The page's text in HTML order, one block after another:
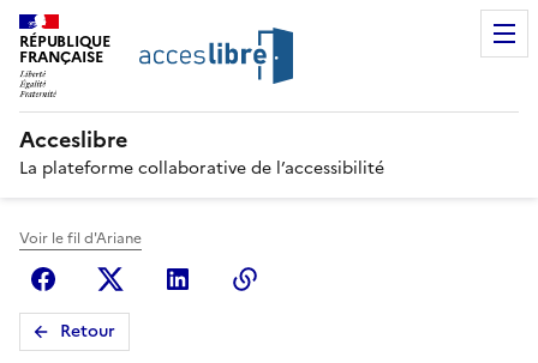
RÉPUBLIQUE
FRANÇAISE
Acceslibre
La plateforme collaborative de l’accessibilité
Voir le fil d'Ariane
FacebookX (anciennement Twitter)
Linkedin
Retour